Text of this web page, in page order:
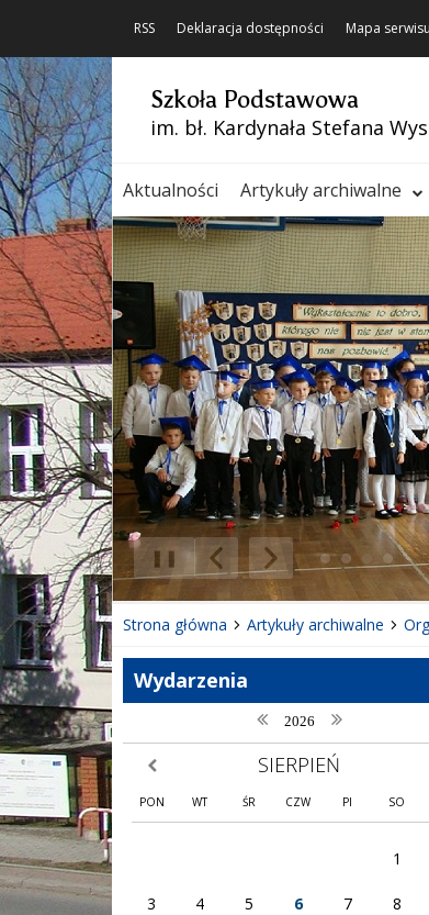
RSS Deklaracja dostępności Mapa serwisu
Szkoła Podstawowa
im. bł. Kardynała Stefana
Aktualności Artykuły archiwalne
Poprzedni Element
Następny Element
❚❚
Strona główna Artykuły archiwalne
Wydarzenia
poprzedni rok
2026 następny rok
poprzedni miesiąc SIERPIEŃ
PON WT ŚR CZW PI SO
1
3 4 5 6 7 8